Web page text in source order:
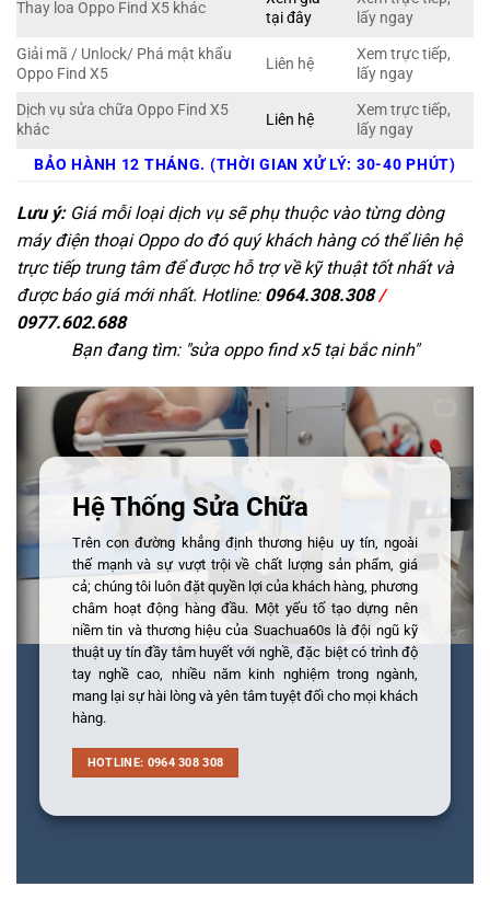
Thay loa Oppo Find X5 khác
tại đây
lấy ngay
Giải mã / Unlock/ Phá mật khẩu
Oppo Find X5
Liên hệ
Xem trực tiếp,
lấy ngay
Dịch vụ sửa chữa Oppo Find X5
khác
Liên hệ
Xem trực tiếp,
lấy ngay
BẢO HÀNH 12 THÁNG. (THỜI GIAN XỬ LÝ: 30-40 PHÚT)
Lưu ý:Giá mỗi loại dịch vụ sẽ phụ thuộc vào từng dòng
máy điện thoại Oppo do đó quý khách hàng có thể liên hệ
trực tiếp trung tâm để được hỗ trợ về kỹ thuật tốt nhất và
được báo giá mới nhất. Hotline: 0964.308.308/
0977.602.688
Bạn đang tìm: "sửa oppo find x5 tại bắc ninh"
Hệ Thống Sửa Chữa
Trên con đường khẳng định thương hiệu uy tín, ngoài
thế mạnh và sự vượt trội về chất lượng sản phẩm, giá
cả; chúng tôi luôn đặt quyền lợi của khách hàng, phương
châm hoạt động hàng đầu. Một yếu tố tạo dựng nên
niềm tin và thương hiệu của Suachua60s là đội ngũ kỹ
thuật uy tín đầy tâm huyết với nghề, đặc biệt có trình độ
tay nghề cao, nhiều năm kinh nghiệm trong ngành,
mang lại sự hài lòng và yên tâm tuyệt đối cho mọi khách
hàng.
HOTLINE: 0964 308 308